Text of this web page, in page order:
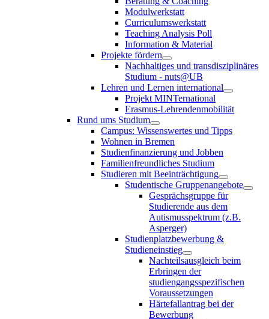
Modulwerkstatt
Curriculumswerkstatt
Teaching Analysis Poll
Information & Material
Projekte fördern
Nachhaltiges und transdisziplinäres
Studium - nuts@UB
Lehren und Lernen international
Projekt MINTernational
Erasmus-Lehrendenmobilität
Rund ums Studium
Campus: Wissenswertes und Tipps
Wohnen in Bremen
Studienfinanzierung und Jobben
Familienfreundliches Studium
Studieren mit Beeinträchtigung
Studentische Gruppenangebote
Gesprächsgruppe für
Studierende aus dem
Autismusspektrum (z.B.
Asperger)
Studienplatzbewerbung &
Studieneinstieg
Nachteilsausgleich beim
Erbringen der
studiengangsspezifischen
Voraussetzungen
Härtefallantrag bei der
Bewerbung